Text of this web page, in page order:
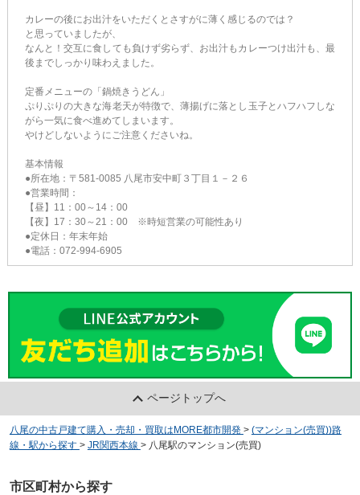
カレーの後にお出汁をいただくとさすがに薄く感じるのでは？
と思っていましたが、
なんと！交互に食しても負けず劣らず、お出汁もカレーつけ出汁も、最
後までしっかり味わえました。
定番メニューの「鍋焼きうどん」
ぷりぷりの大きな海老天が特徴で、薄揚げに落とし玉子とハフハフしな
がら一気に食べ進めてしまいます。
やけどしないようにご注意くださいね。
基本情報
●所在地：〒581-0085 八尾市安中町３丁目１－２６
●営業時間：
【昼】11：00～14：00
【夜】17：30～21：00 ※時短営業の可能性あり
●定休日：年末年始
●電話：072-994-6905
ページトップへ
八尾の中古戸建て購入・売却・買取はMORE都市開発 > (マンション(売買))路
線・駅から探す > JR関西本線 > 八尾駅のマンション(売買)
市区町村から探す